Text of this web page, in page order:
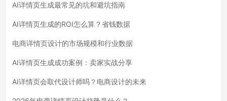
AI详情页生成最常见的坑和避坑指南
AI详情页生成的ROI怎么算？省钱数据
电商详情页设计的市场规模和行业数据
AI详情页生成成功案例：卖家实战分享
AI详情页会取代设计师吗？电商设计的未来